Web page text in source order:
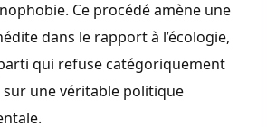
Ce procédé amène une
dans le rapport à l’écologie,
qui refuse catégoriquement
sur une véritable politique